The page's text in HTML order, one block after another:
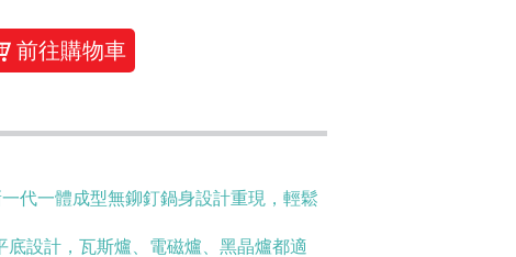
前往購物車
代一體成型無鉚釘鍋身設計重現，輕鬆
設計，瓦斯爐、電磁爐、黑晶爐都適